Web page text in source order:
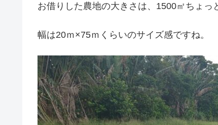
お借りした農地の大きさは、1500㎡ちょっ
幅は20ｍ×75ｍくらいのサイズ感ですね。